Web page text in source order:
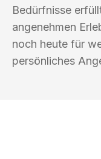
Bedürfnisse
angenehmen
noch heute für
persönliches